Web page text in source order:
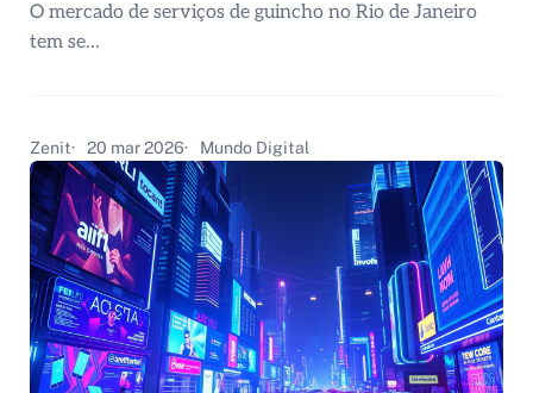
O mercado de serviços de guincho no Rio de Janeiro
tem se…
Zenit 20 mar 2026 Mundo Digital